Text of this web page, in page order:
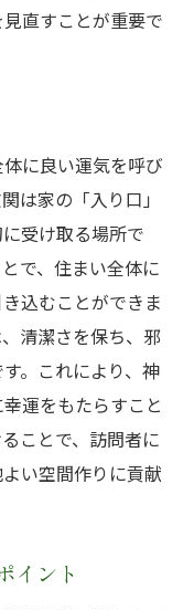
直すことが重要で
に良い運気を呼び
は家の「入り口」
受け取る場所で
で、住まい全体に
込むことができま
清潔さを保ち、邪
。これにより、神
運をもたらすこと
ことで、訪問者に
い空間作りに貢献
イント